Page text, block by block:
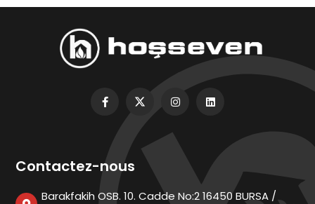
Contactez-nous
Barakfakih OSB. 10. Cadde No:2 16450 BURSA /